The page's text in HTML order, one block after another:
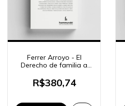
Ferrer Arroyo - El
Derecho de familia a
jurídica
R$380,74